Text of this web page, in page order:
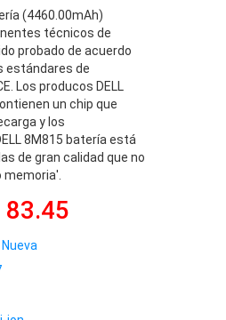
(4460.00mAh)
técnicos de
probado de acuerdo
estándares de
Los producos DELL
un chip que
y los
8M815 batería está
de gran calidad que no